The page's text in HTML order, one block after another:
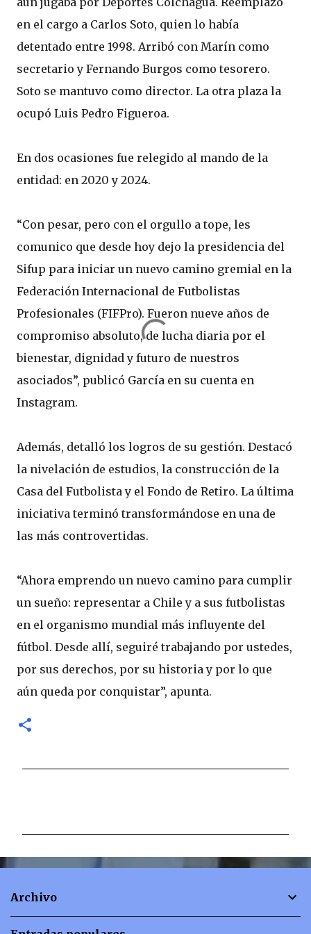
en el cargo a Carlos Soto, quien lo había
detentado entre 1998. Arribó con Marín como
secretario y Fernando Burgos como tesorero.
Soto se mantuvo como director. La otra plaza la
ocupó Luis Pedro Figueroa.
En dos ocasiones fue relegido al mando de la
entidad: en 2020 y 2024.
“Con pesar, pero con el orgullo a tope, les
comunico que desde hoy dejo la presidencia del
Sifup para iniciar un nuevo camino gremial en la
Federación Internacional de Futbolistas
Profesionales (FIFPro). Fueron nueve años de
compromiso absoluto, de lucha diaria por el
bienestar, dignidad y futuro de nuestros
asociados”, publicó García en su cuenta en
Instagram.
Además, detalló los logros de su gestión. Destacó
la nivelación de estudios, la construcción de la
Casa del Futbolista y el Fondo de Retiro. La última
iniciativa terminó transformándose en una de
las más controvertidas.
“Ahora emprendo un nuevo camino para cumplir
un sueño: representar a Chile y a sus futbolistas
en el organismo mundial más influyente del
fútbol. Desde allí, seguiré trabajando por ustedes,
por sus derechos, por su historia y por lo que
aún queda por conquistar”, apunta.
n
Archivo